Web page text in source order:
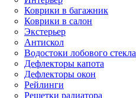
Коврики в багажник
Коврики в салон
Экстерьер
Антискол
Водостоки лобового стекла
Дефлекторы капота
Дефлекторы окон
Рейлинги
Решетки радиатора